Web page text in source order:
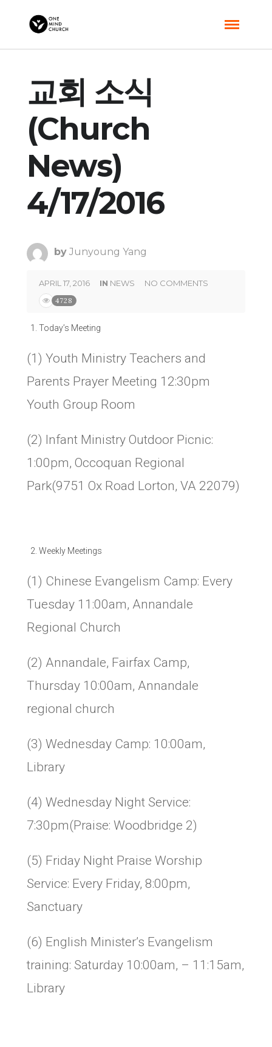
교회 소식
(Church
News)
4/17/2016
by Junyoung Yang
APRIL 17, 2016 IN NEWS NO COMMENTS
4728
Today’s Meeting
(1) Youth Ministry Teachers and
Parents Prayer Meeting 12:30pm
Youth Group Room
(2) Infant Ministry Outdoor Picnic:
1:00pm, Occoquan Regional
Park(9751 Ox Road Lorton, VA 22079)
Weekly Meetings
(1) Chinese Evangelism Camp: Every
Tuesday 11:00am, Annandale
Regional Church
(2) Annandale, Fairfax Camp,
Thursday 10:00am, Annandale
regional church
(3) Wednesday Camp: 10:00am,
Library
(4) Wednesday Night Service:
7:30pm(Praise: Woodbridge 2)
(5) Friday Night Praise Worship
Service: Every Friday, 8:00pm,
Sanctuary
(6) English Minister’s Evangelism
training: Saturday 10:00am, – 11:15am,
Library